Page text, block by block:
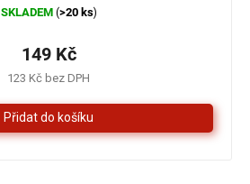
hodnocení
je
4,3
z
5
hvězdiček.
SKLADEM (>20 ks)
123 Kč bez DPH
149 Kč